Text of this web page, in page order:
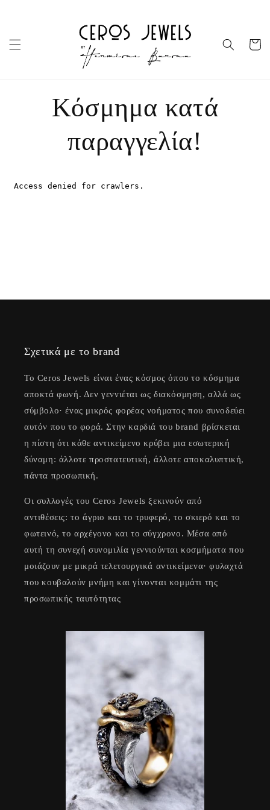
Καλάθι
Κόσμημα κατά
παραγγελία!
Σχετικά με το brand
Το Ceros Jewels είναι ένας κόσμος όπου το κόσμημα
αποκτά φωνή. Δεν γεννιέται ως διακόσμηση, αλλά ως
σύμβολο· ένας μικρός φορέας νοήματος που συνοδεύει
αυτόν που το φορά. Στην καρδιά του brand βρίσκεται
η πίστη ότι κάθε αντικείμενο κρύβει μια εσωτερική
δύναμη: άλλοτε προστατευτική, άλλοτε αποκαλυπτική,
πάντα προσωπική.
Οι συλλογές του Ceros Jewels ξεκινούν από
αντιθέσεις: το άγριο και το τρυφερό, το σκιερό και το
φωτεινό, το αρχέγονο και το σύγχρονο. Μέσα από
αυτή τη συνεχή συνομιλία γεννιούνται κοσμήματα που
μοιάζουν με μικρά τελετουργικά αντικείμενα· φυλαχτά
που κουβαλούν μνήμη και γίνονται κομμάτι της
προσωπικής ταυτότητας